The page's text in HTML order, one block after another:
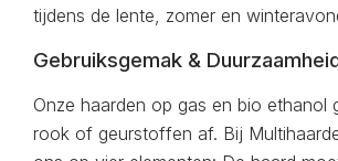
tijdens de lente, zomer en
Gebruiksgemak &
Onze haarden op gas en bio ethanol
rook of geurstoffen af. Bij